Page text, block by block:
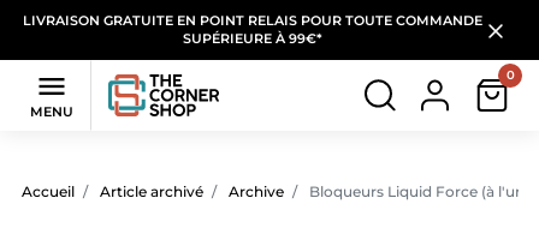
LIVRAISON GRATUITE EN POINT RELAIS POUR TOUTE COMMANDE
SUPÉRIEURE À 99€*

MENU
0
Accueil Article archivé Archive Bloqueurs Liquid Force (à